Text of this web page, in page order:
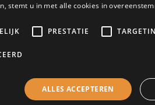
– 20h00 : Speed Dating
stemt u in met alle cookies in
PRESTATIE
ALLES ACCEPTEREN